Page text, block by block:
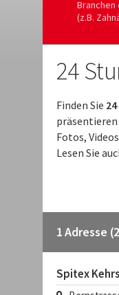
Branchen
(z.B.
24
Finden Sie
Fotos,
Lesen Sie
1 Adresse
Spitex